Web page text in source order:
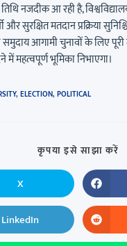
नजदीक आ रही है,
और सुरक्षित मतदान प्रक्रिया
समुदाय आगामी चुनावों के लिए
महत्वपूर्ण भूमिका निभाएगा।
,ELECTION,POLITICAL
कृपया इसे साझा करें
X
LinkedIn